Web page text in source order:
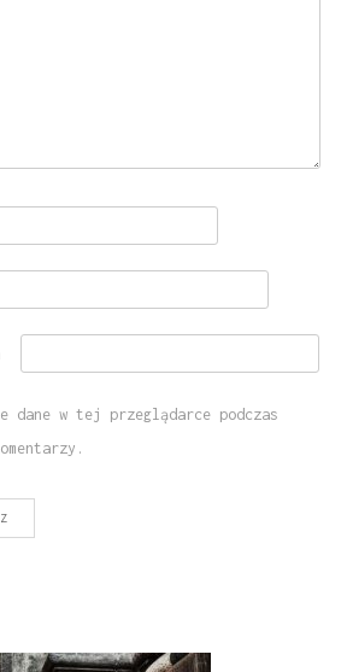
dane w tej przeglądarce podczas